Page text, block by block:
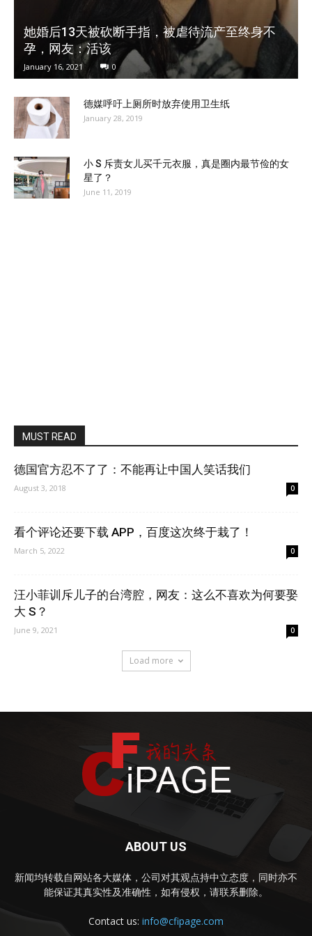
她婚后13天被砍断手指，被虐待流产至终身不
孕，网友：活该
January 16, 2021 0
德媒呼吁上厕所时放弃使用卫生纸
January 28, 2019
小 S 斥责女儿买千元衣服，真是圈内最节俭的女
星了？
June 11, 2019
MUST READ
德国官方忍不了了：不能再让中国人笑话我们
August 3, 2018 0
看个评论还要下载 APP，百度这次终于栽了！
March 5, 2022 0
汪小菲训斥儿子的台湾腔，网友：这么不喜欢为何要娶
大 S？
June 9, 2021 0
Load more
ABOUT US
新闻均转载自网站各大媒体，公司对其观点持中立态度，同时亦不
能保证其真实性及准确性，如有侵权，请联系删除。
Contact us: info@cfipage.com